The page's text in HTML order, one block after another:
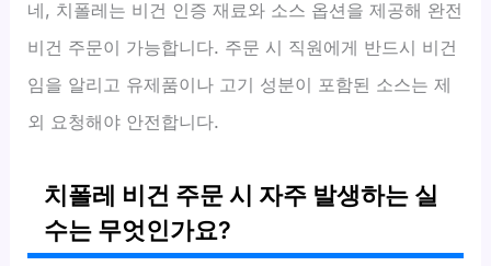
네, 치폴레는 비건 인증 재료와 소스 옵션을 제공해 완전
비건 주문이 가능합니다. 주문 시 직원에게 반드시 비건
임을 알리고 유제품이나 고기 성분이 포함된 소스는 제
외 요청해야 안전합니다.
치폴레 비건 주문 시 자주 발생하는 실
수는 무엇인가요?